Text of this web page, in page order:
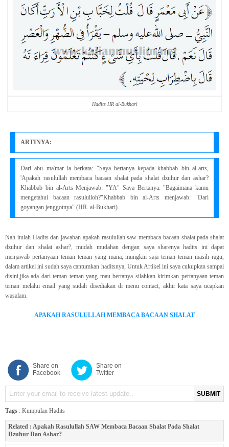
Hadits HR al-Bukhari
ARTINYA:
Dari abu ma'mar ia berkata: "Saya bertanya kepada khabbab bin al-arts,
'Apakah rasulullah membaca bacaan shalat pada shalat dzuhur dan ashar?
Khabbab bin al-Arts Menjawab: "YA" Saya Bertanya: "Bagaimana kamu
mengetahui bacaan rasululloh?"Khabbab bin al-Arts menjawab: "Dari
goyangan jenggotnya" (HR. al-Bukhari).
Nah itulah Hadits dan jawaban apakah rasulullah saw membaca bacaan shalat pada shalat
dzuhur dan shalat ashar?, mudah mudahan dengan saya sharenya hadits ini dapat
menjawab pertanyaan teman teman yang mana, mungkin saja teman teman masih ragu,
dalam artikel ini sudah saya cantumkan haditsnya, Untuk Artikel ini saya cukupkan sampai
disini,jika ada dari teman teman yang mau bertanya silahkan kirimkan pertanyaan teman
teman melalui email yang sudah disediakan di menu contact, akhir kata saya ucapkan
wasalam.
APAKAH RASULULLAH MEMBACA BACAAN SHALAT
Share on
Facebook
Share on
Twitter
SUBMIT
Tags : Kumpulan Hadits
Related : Apakah Rasulullah SAW Membaca Bacaan Shalat Pada Shalat
Dzuhur Dan Ashar?